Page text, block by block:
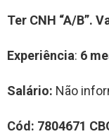
Ter CNH “A/B”.
Experiência: 6
Salário: Não
Cód: 7804671